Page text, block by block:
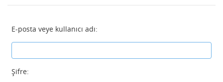
E-posta veye kullanıcı adı:
Şifre: